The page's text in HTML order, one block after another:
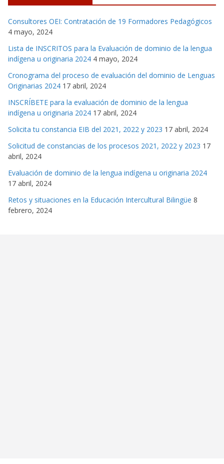
Consultores OEI: Contratación de 19 Formadores Pedagógicos
4 mayo, 2024
Lista de INSCRITOS para la Evaluación de dominio de la lengua
indígena u originaria 2024 4 mayo, 2024
Cronograma del proceso de evaluación del dominio de Lenguas
Originarias 2024 17 abril, 2024
INSCRÍBETE para la evaluación de dominio de la lengua
indígena u originaria 2024 17 abril, 2024
Solicita tu constancia EIB del 2021, 2022 y 2023 17 abril, 2024
Solicitud de constancias de los procesos 2021, 2022 y 2023 17
abril, 2024
Evaluación de dominio de la lengua indígena u originaria 2024
17 abril, 2024
Retos y situaciones en la Educación Intercultural Bilingüe 8
febrero, 2024